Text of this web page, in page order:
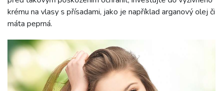
krému na vlasy s přísadami, jako je například arganový olej či
máta peprná.